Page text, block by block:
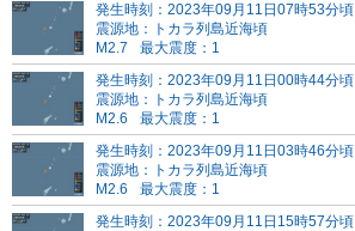
発生時刻：2023年09月11日07時53分頃
震源地：トカラ列島近海頃
M2.7
最大震度：1
発生時刻：2023年09月11日00時44分頃
震源地：トカラ列島近海頃
M2.6
最大震度：1
発生時刻：2023年09月11日03時46分頃
震源地：トカラ列島近海頃
M2.6
最大震度：1
発生時刻：2023年09月11日15時57分頃